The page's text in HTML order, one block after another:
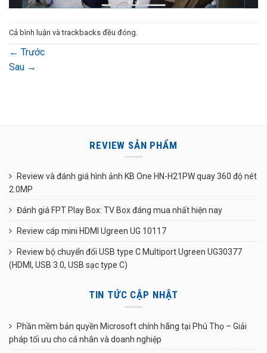
Cả bình luận và trackbacks đều đóng.
← Trước
Sau →
REVIEW SẢN PHẨM
Review và đánh giá hình ảnh KB One HN-H21PW quay 360 độ nét
2.0MP
Đánh giá FPT Play Box: TV Box đáng mua nhất hiện nay
Review cáp mini HDMI Ugreen UG 10117
Review bộ chuyển đổi USB type C Multiport Ugreen UG30377
(HDMI, USB 3.0, USB sạc type C)
TIN TỨC CẬP NHẬT
Phần mềm bản quyền Microsoft chính hãng tại Phú Thọ – Giải
pháp tối ưu cho cá nhân và doanh nghiệp